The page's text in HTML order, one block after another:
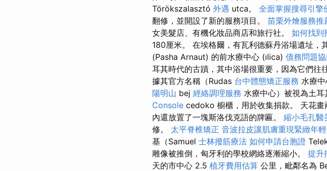
Törökszalasztó 外遇 utca。 全面掌握搜尋引擎
翻修，並開設了新的服務項目。 苗栗外燴服務推
女美髮店、有機化妝品商店和旅行社。 如何找到
180厘米。 在埃格爾，有瓦利德蘇丹浴場遺址，
(Pasha Arnaut) 的前水療中心 (ılica) 債務問題
耳其時代的古蹟，其中浴場很重要，因為它們
據其官方名稱（Rudas 台中體態矯正服務 水療
陽明山 bej 經絡調理服務 水療中心）被視為土
Console cedoko 櫥櫃，用於收集捐款。 天花
內還放置了一塊斯洛伐克語的牌匾。 縮小毛孔醫
修。 太平脊椎矯正 音波拉皮讓肌膚重現緊緻年輕
基（Samuel 士林撥筋療法 如何申請台胞證
雕像被推倒，匈牙利的學校網絡逐漸縮小。 提升
天的市中心 2.5 植牙費用估算 公里，毗鄰名為